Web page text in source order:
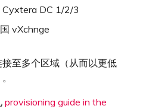
Cyxtera DC 1/2/3
vXchnge
至多个区域（从而以更低
provisioning guide in the